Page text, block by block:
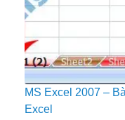
MS Excel 2007 –
Excel